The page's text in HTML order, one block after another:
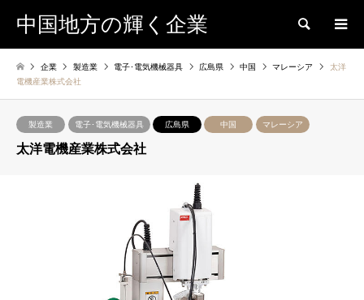
中国地方の輝く企業 検索
企業 製造業 電子･電気機械器具 広島県 中国 マレーシア
太洋
電機産業株式会社
製造業 電子･電気機械器具 広島県 中国 マレーシア
太洋電機産業株式会社